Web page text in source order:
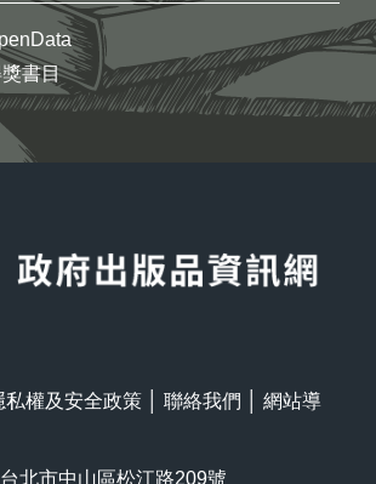
書目
私權及安全政策 聯絡我們
網站導
北市中山區松江路209號